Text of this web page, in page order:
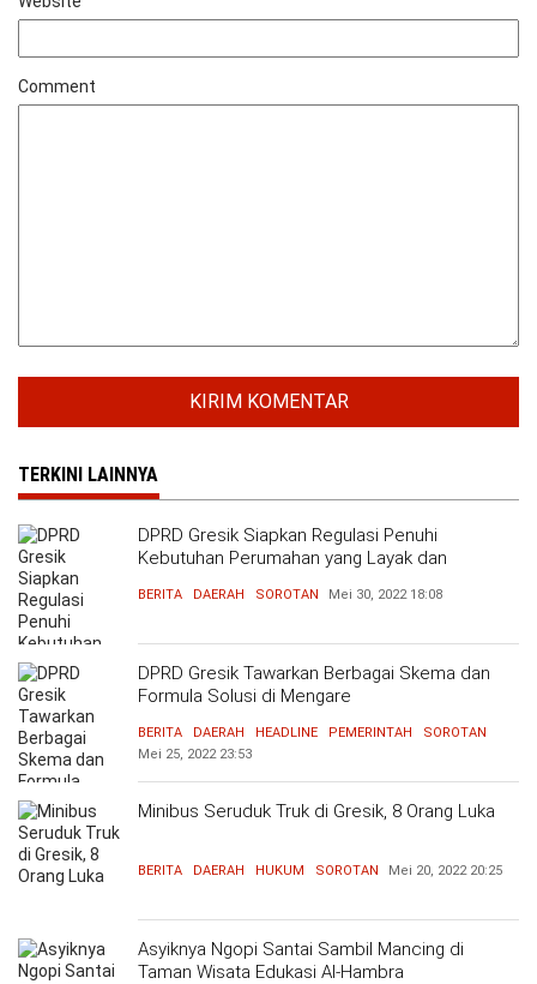
Comment
TERKINI LAINNYA
DPRD Gresik Siapkan Regulasi Penuhi
Kebutuhan Perumahan yang Layak dan
BERITA DAERAH SOROTAN Mei 30, 2022 18:08
DPRD Gresik Tawarkan Berbagai Skema dan
Formula Solusi di Mengare
BERITA DAERAH HEADLINE PEMERINTAH
SOROTAN
Mei 25, 2022 23:53
Minibus Seruduk Truk di Gresik, 8 Orang Luka
BERITA DAERAH HUKUM SOROTAN Mei 20, 2022 20:25
Asyiknya Ngopi Santai Sambil Mancing di
Taman Wisata Edukasi Al-Hambra